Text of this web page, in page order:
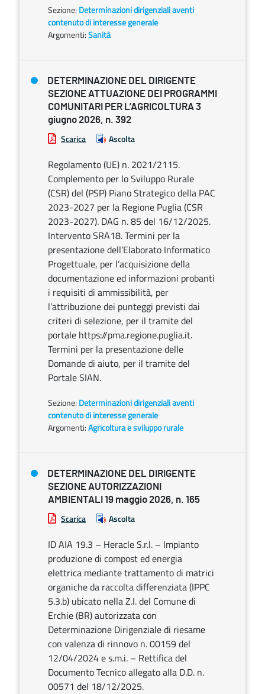
Sezione: Determinazioni dirigenziali aventi
contenuto di interesse generale
Argomenti:Sanità
DETERMINAZIONE DEL DIRIGENTE
SEZIONE ATTUAZIONE DEI PROGRAMMI
COMUNITARI PER L’AGRICOLTURA 3
giugno 2026, n. 392
Scarica Ascolta
Regolamento (UE) n. 2021/2115.
Complemento per lo Sviluppo Rurale
(CSR) del (PSP) Piano Strategico della PAC
2023-2027 per la Regione Puglia (CSR
2023-2027). DAG n. 85 del 16/12/2025.
Intervento SRA18. Termini per la
presentazione dell’Elaborato Informatico
Progettuale, per l’acquisizione della
documentazione ed informazioni probanti
i requisiti di ammissibilità, per
l’attribuzione dei punteggi previsti dai
criteri di selezione, per il tramite del
portale https://pma.regione.puglia.it.
Termini per la presentazione delle
Domande di aiuto, per il tramite del
Portale SIAN.
Sezione: Determinazioni dirigenziali aventi
contenuto di interesse generale
Argomenti:Agricoltura e sviluppo rurale
DETERMINAZIONE DEL DIRIGENTE
SEZIONE AUTORIZZAZIONI
AMBIENTALI 19 maggio 2026, n. 165
Scarica Ascolta
ID AIA 19.3 – Heracle S.r.l. – Impianto
produzione di compost ed energia
elettrica mediante trattamento di matrici
organiche da raccolta differenziata (IPPC
5.3.b) ubicato nella Z.I. del Comune di
Erchie (BR) autorizzata con
Determinazione Dirigenziale di riesame
con valenza di rinnovo n. 00159 del
12/04/2024 e s.m.i. – Rettifica del
Documento Tecnico allegato alla D.D. n.
00571 del 18/12/2025.